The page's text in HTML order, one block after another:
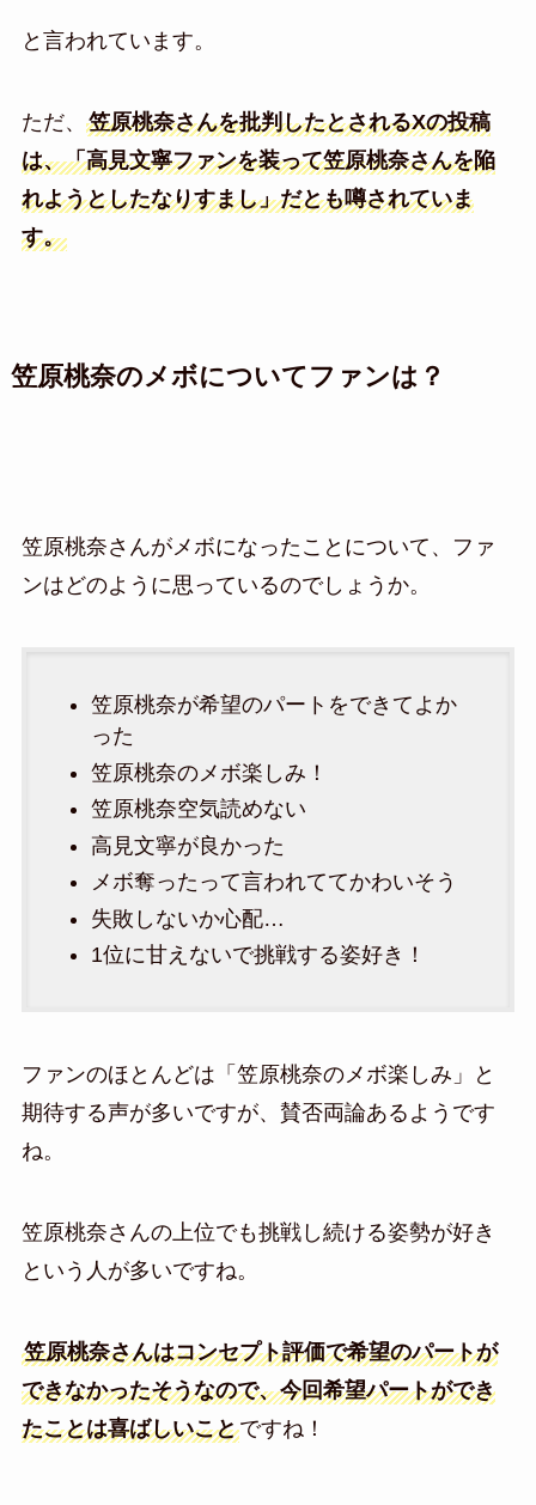
と言われています。
ただ、 笠原桃奈さんを批判したとされるXの投稿
は、「高見文寧ファンを装って笠原桃奈さんを陥
れようとしたなりすまし」だとも噂されていま
す。
笠原桃奈のメボについてファンは？
笠原桃奈さんがメボになったことについて、ファ
ンはどのように思っているのでしょうか。
笠原桃奈が希望のパートをできてよか
った
笠原桃奈のメボ楽しみ！
笠原桃奈空気読めない
高見文寧が良かった
メボ奪ったって言われててかわいそう
失敗しないか心配…
1位に甘えないで挑戦する姿好き！
ファンのほとんどは「笠原桃奈のメボ楽しみ」と
期待する声が多いですが、賛否両論あるようです
ね。
笠原桃奈さんの上位でも挑戦し続ける姿勢が好き
という人が多いですね。
笠原桃奈さんはコンセプト評価で希望のパートが
できなかったそうなので、今回希望パートができ
たことは喜ばしいことですね！